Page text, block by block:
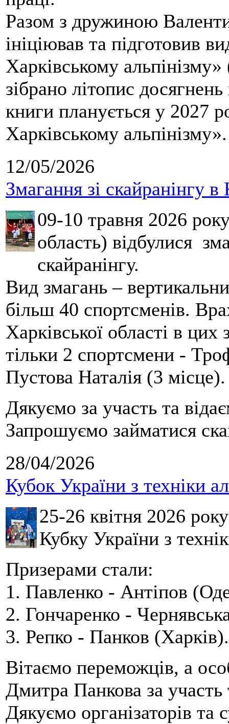
Разом з дружиною
ініціював та підготовив
Харківському
зібрано літопис
книги планується у 2027
Харківському альпінізму».
12/05/2026
Змагання зі скайранінгу в
09-10 травня 2026
область) відбулися
скайранінгу.
Вид змагань –
більш 40 спортсменів.
Харківської області в
тільки 2 спортсмени -
Пустова Наталія (3 місце).
Дякуємо за участь та
Запрошуємо займатися
28/04/2026
Кубок України з техніки
25-26 квітня 2026
Кубку України з
Призерами стали:
1. Павленко - Антіпов
2. Гончаренко -
3. Репко - Панков (Харків).
Вітаємо переможців, а
Дмитра Панкова за
Дякуємо організаторів та